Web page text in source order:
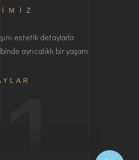
estetik detaylarla
ayrıcalıklı bir yaşam